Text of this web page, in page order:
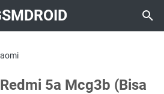
5a Mcg3b (Bisa